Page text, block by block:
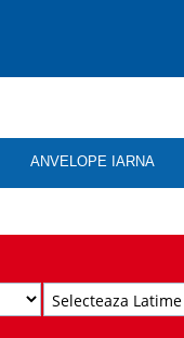
ANVELOPE IARNA